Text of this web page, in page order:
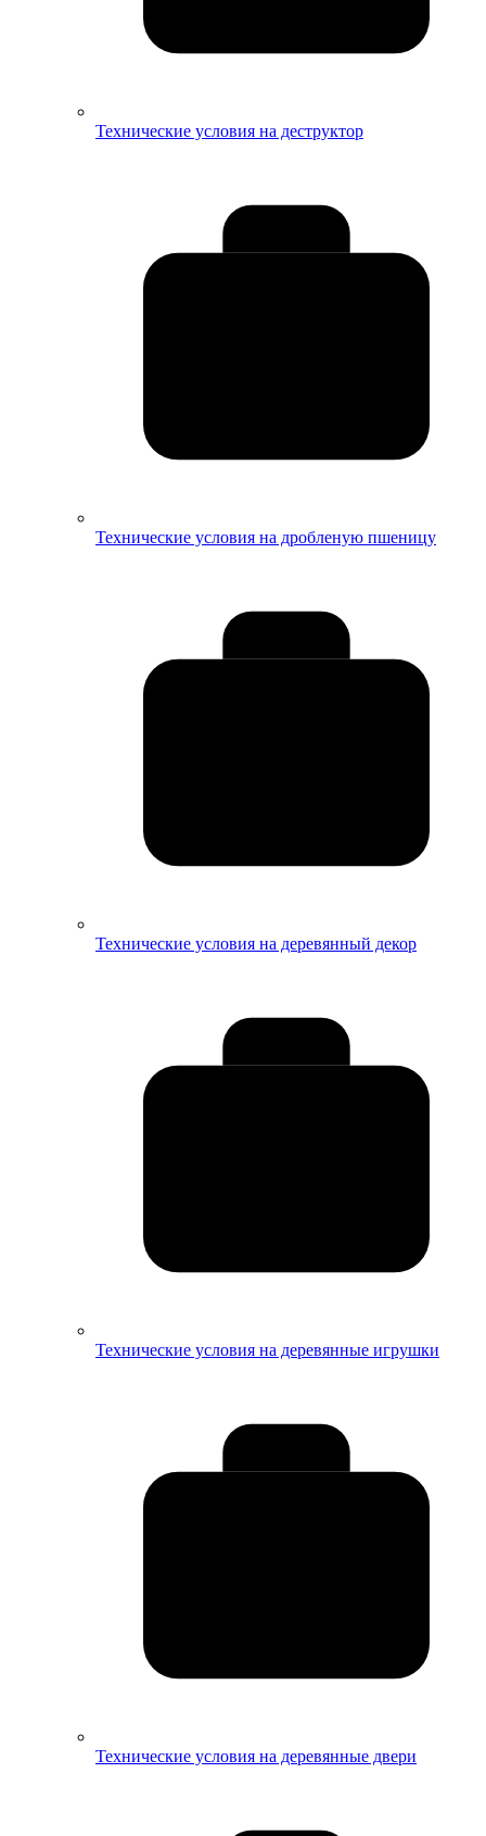
Технические условия на деструктор
Технические условия на дробленую пшеницу
Технические условия на деревянный декор
Технические условия на деревянные игрушки
Технические условия на деревянные двери